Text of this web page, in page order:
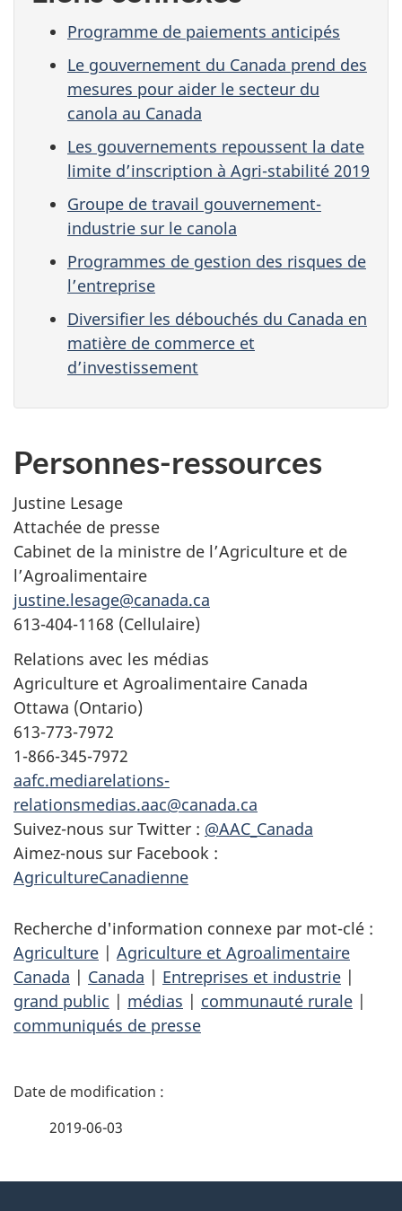
Programme de paiements anticipés
Le gouvernement du Canada prend des
mesures pour aider le secteur du
canola au Canada
Les gouvernements repoussent la date
limite d’inscription à Agri-stabilité 2019
Groupe de travail gouvernement-
industrie sur le canola
Programmes de gestion des risques de
l’entreprise
Diversifier les débouchés du Canada en
matière de commerce et
d’investissement
Personnes-ressources
Justine Lesage
Attachée de presse
Cabinet de la ministre de l’Agriculture et de
l’Agroalimentaire
justine.lesage@canada.ca
613-404-1168 (Cellulaire)
Relations avec les médias
Agriculture et Agroalimentaire Canada
Ottawa (Ontario)
613-773-7972
1-866-345-7972
aafc.mediarelations-
relationsmedias.aac@canada.ca
Suivez-nous sur Twitter : @AAC_Canada
Aimez-nous sur Facebook :
AgricultureCanadienne
Recherche d'information connexe par mot-clé :
Agriculture | Agriculture et Agroalimentaire
Canada | Canada | Entreprises et industrie |
grand public | médias | communauté rurale |
communiqués de presse
D
2019-06-03